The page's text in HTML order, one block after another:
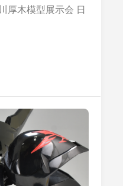
木模型展示会 日